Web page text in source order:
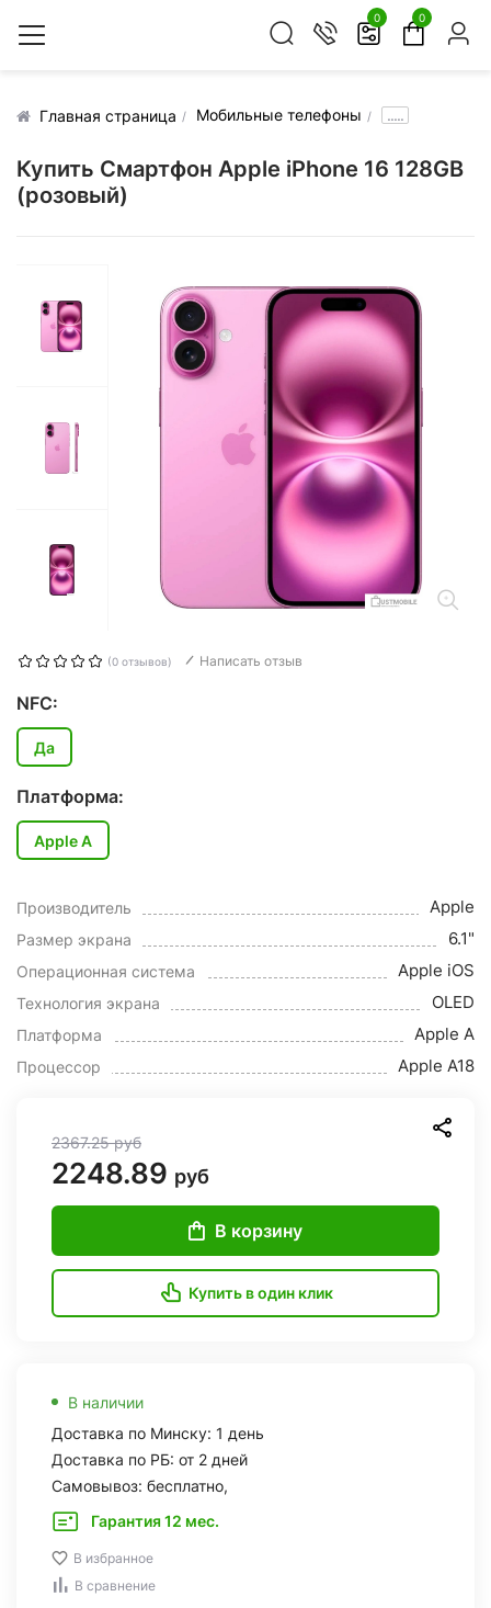
0 0
Главная страница Мобильные телефоны .....
Купить Смартфон Apple iPhone 16 128GB
(розовый)
(0 отзывов) Написать отзыв
NFC:
Да
Платформа:
Apple A
Производитель Apple
Размер экрана 6.1"
Операционная система Apple iOS
Технология экрана OLED
Платформа Apple A
Процессор Apple A18
2367.25руб
2248.89 руб
В корзину
Купить в один клик
В наличии
Доставка по Минску: 1 день
Доставка по РБ: от 2 дней
Самовывоз: бесплатно,
Гарантия 12 мес.
В избранное
В сравнение